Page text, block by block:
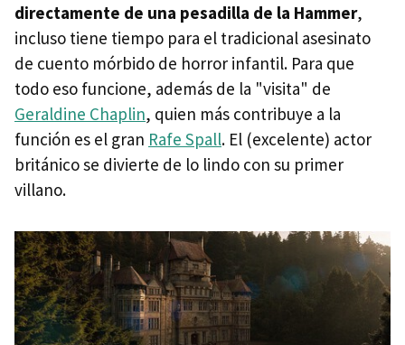
directamente de una pesadilla de la Hammer,
incluso tiene tiempo para el tradicional asesinato
de cuento mórbido de horror infantil. Para que
todo eso funcione, además de la "visita" de
Geraldine Chaplin, quien más contribuye a la
función es el gran Rafe Spall. El (excelente) actor
británico se divierte de lo lindo con su primer
villano.